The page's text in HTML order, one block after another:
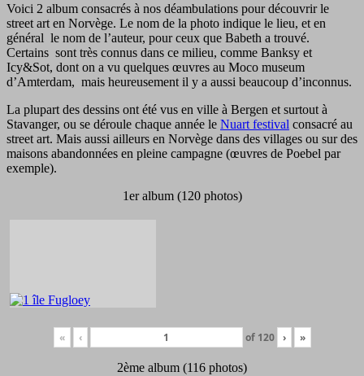
Voici 2 album consacrés à nos déambulations pour découvrir le
street art en Norvège. Le nom de la photo indique le lieu, et en
général le nom de l’auteur, pour ceux que Babeth a trouvé.
Certains sont très connus dans ce milieu, comme Banksy et
Icy&Sot, dont on a vu quelques œuvres au Moco museum
d’Amterdam, mais heureusement il y a aussi beaucoup d’inconnus.
La plupart des dessins ont été vus en ville à Bergen et surtout à
Stavanger, ou se déroule chaque année le Nuart festival consacré au
street art. Mais aussi ailleurs en Norvège dans des villages ou sur des
maisons abandonnées en pleine campagne (œuvres de Poebel par
exemple).
1er album (120 photos)
« ‹ of 120 › »
2ème album (116 photos)